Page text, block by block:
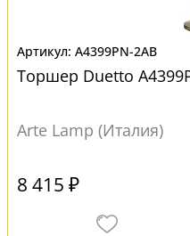
A4399PN-2AB
Торшер Duetto
Arte Lamp (Италия)
8 415 ₽